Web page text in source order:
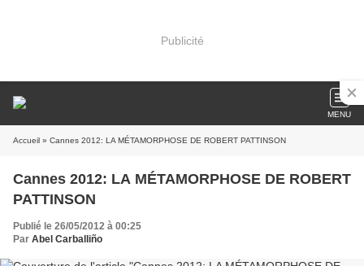
Publicité
MENU
Accueil » Cannes 2012: LA MÉTAMORPHOSE DE ROBERT PATTINSON
Cannes 2012: LA MÉTAMORPHOSE DE ROBERT
PATTINSON
Publié le 26/05/2012 à 00:25
Par Abel Carballiño